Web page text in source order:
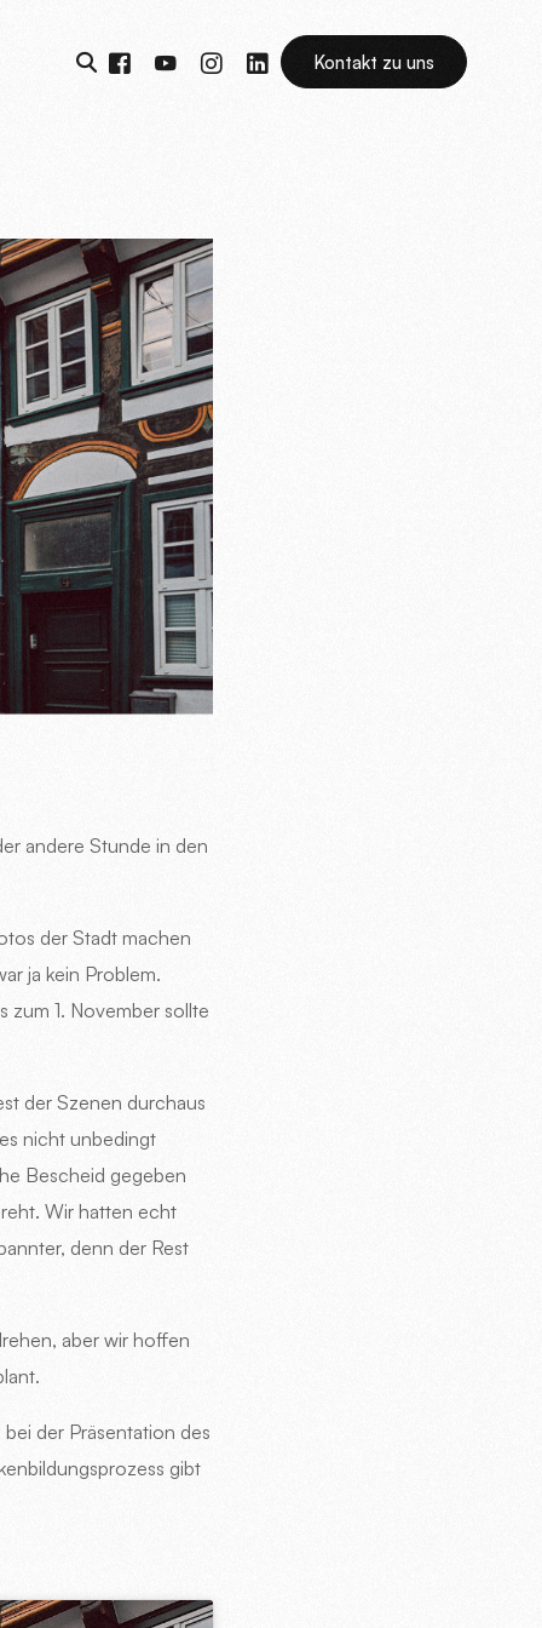
Kontakt zu uns
andere Stunde in den
der Stadt machen
ja kein Problem.
zum 1. November sollte
der Szenen durchaus
nicht unbedingt
Bescheid gegeben
Wir hatten echt
denn der Rest
aber wir hoffen
der Präsentation des
gibt